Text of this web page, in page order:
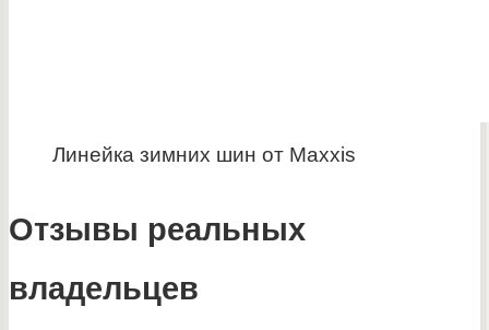
Линейка зимних шин от Maxxis
Отзывы реальных
владельцев